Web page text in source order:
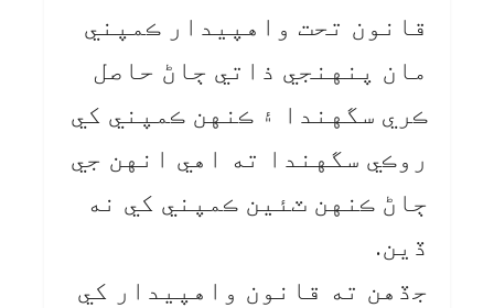
قانون تحت واهپيدار ڪمپني
مان پنهنجي ذاتي ڄاڻ حاصل
ڪري سگهندا ۽ ڪنهن ڪمپني کي
روڪي سگهندا ته اهي انهن جي
ڄاڻ ڪنهن ٽئين ڪمپني کي نه
ڏين.
جڏهن ته قانون واهپيدار کي